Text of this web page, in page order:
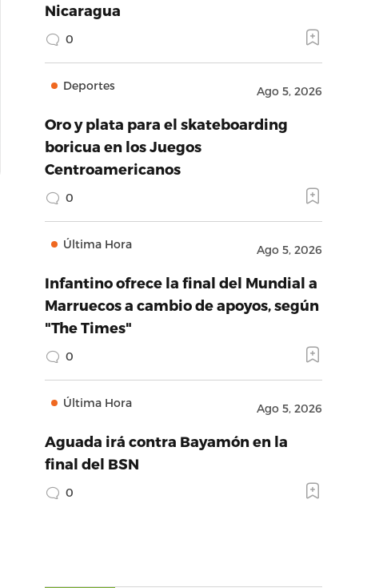
Nicaragua
0
Deportes Ago 5, 2026
Oro y plata para el skateboarding
boricua en los Juegos
Centroamericanos
0
Última Hora Ago 5, 2026
Infantino ofrece la final del Mundial a
Marruecos a cambio de apoyos, según
"The Times"
0
Última Hora Ago 5, 2026
Aguada irá contra Bayamón en la
final del BSN
0